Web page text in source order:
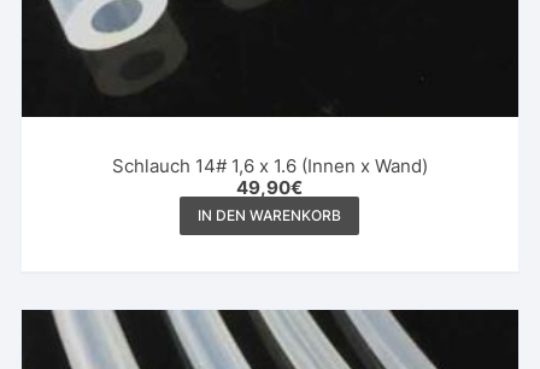
Schlauch 14# 1,6 x 1.6 (Innen x Wand)
49,90€
IN DEN WARENKORB